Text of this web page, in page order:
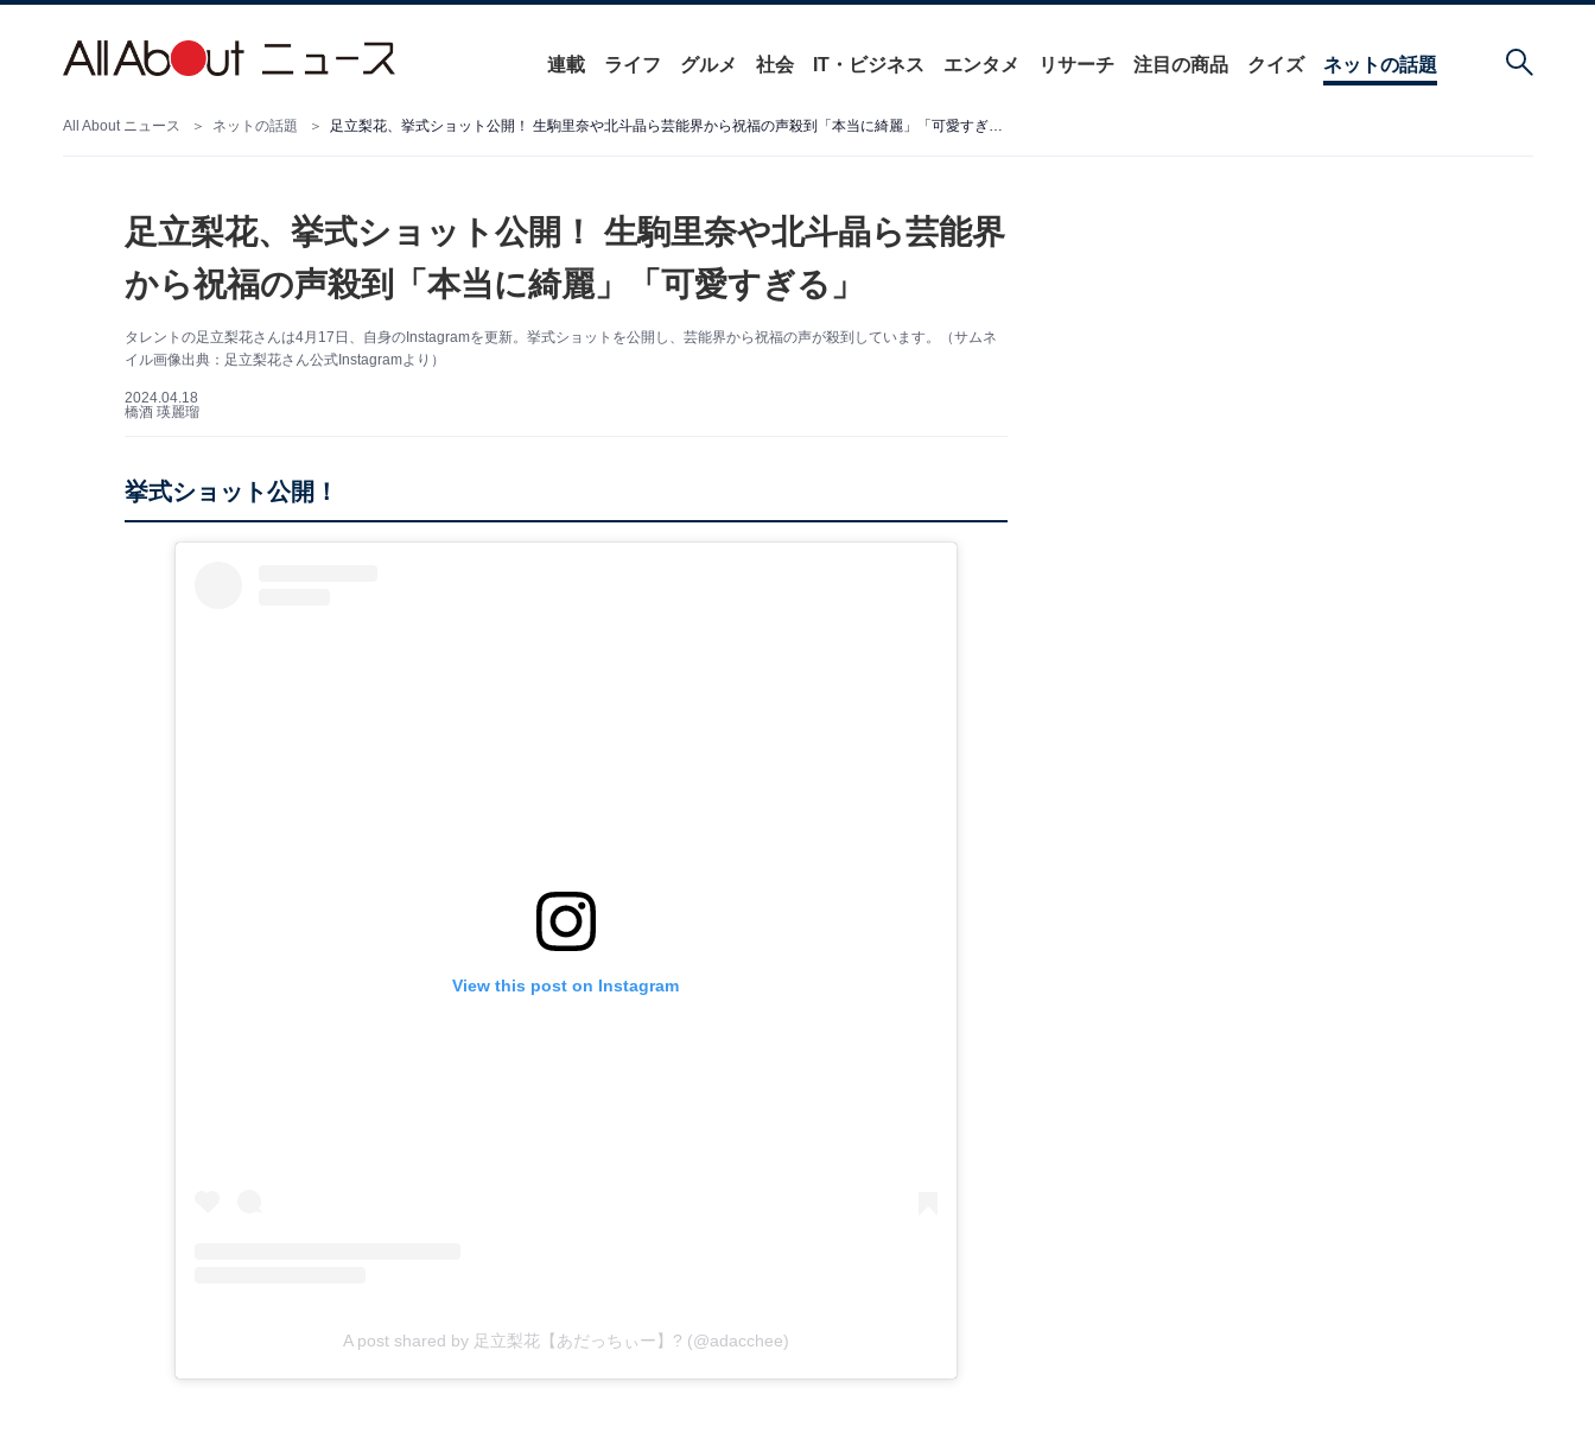
連載 ライフ グルメ 社会 IT・ビジネス エンタメ リサーチ 注目の商品 クイズ ネットの話題
All About ニュース ネットの話題 足立梨花、挙式ショット公開！ 生駒里奈や北斗晶ら芸能界から祝福の声殺到「本当に綺麗」「可愛すぎる」
足立梨花、挙式ショット公開！ 生駒里奈や北斗晶ら芸能界
から祝福の声殺到「本当に綺麗」「可愛すぎる」
タレントの足立梨花さんは4月17日、自身のInstagramを更新。挙式ショットを公開し、芸能界から祝福の声が殺到しています。（サムネ
イル画像出典：足立梨花さん公式Instagramより）
2024.04.18
橋酒 瑛麗瑠
挙式ショット公開！
View this post on Instagram
A post shared by 足立梨花【あだっちぃー】? (@adacchee)